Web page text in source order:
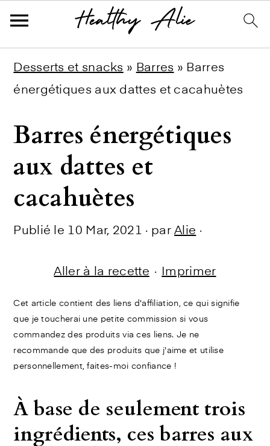
navigation
content
sidebar
Desserts et snacks » Barres » Barres
énergétiques aux dattes et cacahuètes
Barres énergétiques
aux dattes et
cacahuètes
Publié le 10 Mar, 2021 · parAlie ·
Aller à la recette · Imprimer
Cet article contient des liens d'affiliation, ce qui signifie
que je toucherai une petite commission si vous
commandez des produits via ces liens. Je ne
recommande que des produits que j'aime et utilise
personnellement, faites-moi confiance !
À base de seulement trois
ingrédients, ces barres aux